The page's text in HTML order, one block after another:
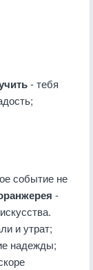
- тебя
событие не
-
и утрат;
надежды;